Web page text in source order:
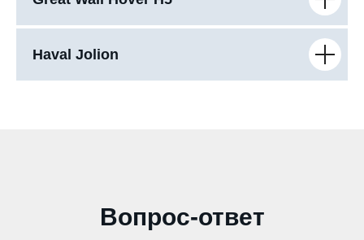
Haval Jolion
Вопрос-ответ